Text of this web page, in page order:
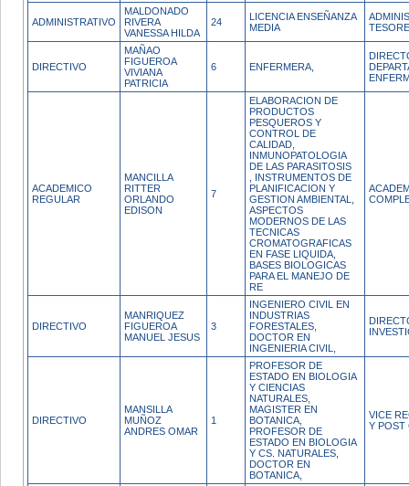
ADMINISTRATIVO
MALDONADO
RIVERA
VANESSA HILDA
24
LICENCIA ENSEÑANZA
MEDIA
DIRECTIVO
MAÑAO
FIGUEROA
VIVIANA
PATRICIA
6 ENFERMERA,
ACADEMICO
REGULAR
MANCILLA
RITTER
ORLANDO
EDISON
7
ELABORACION DE
PRODUCTOS
PESQUEROS Y
CONTROL DE
CALIDAD,
INMUNOPATOLOGIA
DE LAS PARASITOSIS
, INSTRUMENTOS DE
PLANIFICACION Y
GESTION AMBIENTAL,
ASPECTOS
MODERNOS DE LAS
TECNICAS
CROMATOGRAFICAS
EN FASE LIQUIDA,
BASES BIOLOGICAS
PARA EL MANEJO DE
RE
DIRECTIVO
MANRIQUEZ
FIGUEROA
MANUEL JESUS
3
INGENIERO CIVIL EN
INDUSTRIAS
FORESTALES,
DOCTOR EN
INGENIERIA CIVIL,
DIRECTIVO
MANSILLA
MUÑOZ
ANDRES OMAR
1
PROFESOR DE
ESTADO EN BIOLOGIA
Y CIENCIAS
NATURALES,
MAGISTER EN
BOTANICA,
PROFESOR DE
ESTADO EN BIOLOGIA
Y CS. NATURALES,
DOCTOR EN
BOTANICA,
VICE
Y POST